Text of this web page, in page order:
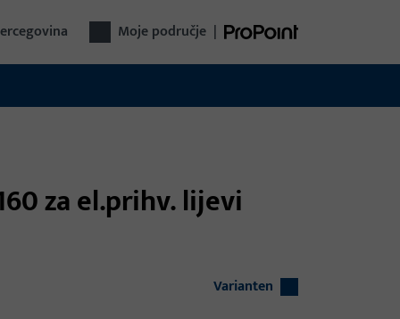
Moje područje |
za el.prihv. lijevi
Varianten